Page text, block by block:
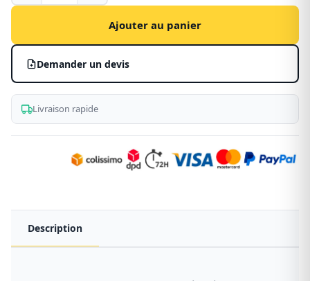
pour
Combo
Ajouter au panier
Demander un devis
Livraison rapide
Description